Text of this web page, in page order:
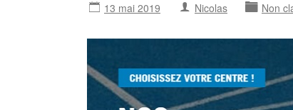
13 mai 2019 Nicolas Non